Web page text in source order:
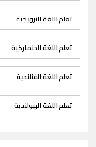
تعلم اللغة النرويجية
تعلم اللغة الدنماركية
تعلم اللغة الفنلندية
تعلم اللغة الهولندية